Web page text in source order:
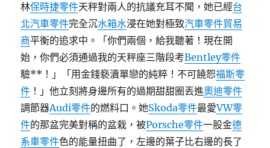
林保時捷零件天秤對兩人的抗議充耳不聞，她已經台
北汽車零件完全沉水箱水浸在她對極致汽車零件貿易
商平衡的追求中。「你們兩個，給我聽著！現在開
始，你們必須通過我的天秤座三階段考Bentley零件
驗**！」「用金錢褻瀆單戀的純粹！不可饒恕福斯零
件 ！」他立刻將身邊所有的過期甜甜圈丟進奧迪零件
調節器Audi零件的燃料口。她Skoda零件最愛VW零
件的那盆完美對稱的盆栽，被Porsche零件一股金德
系車零件色的能量扭曲了，左邊的葉子比右邊的長了